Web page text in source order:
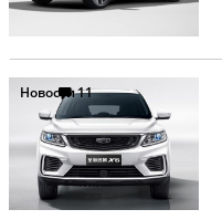
Новости11